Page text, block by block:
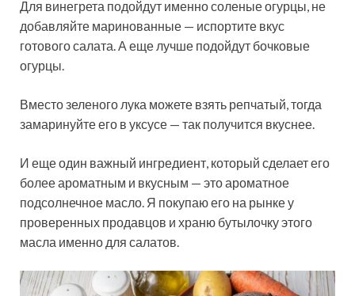
Для винегрета подойдут именно соленые огурцы, не
добавляйте маринованные — испортите вкус
готового салата. А еще лучше подойдут бочковые
огурцы.
Вместо зеленого лука можете взять репчатый, тогда
замаринуйте его в уксусе — так получится вкуснее.
И еще один важный ингредиент, который сделает его
более ароматным и вкусным — это ароматное
подсолнечное масло. Я покупаю его на рынке у
проверенных продавцов и храню бутылочку этого
масла именно для салатов.